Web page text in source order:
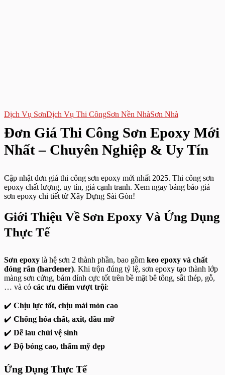
Dịch Vụ SơnDịch Vụ Thi CôngSơn Nền NhàSơn Nhà
Đơn Giá Thi Công Sơn Epoxy Mới
Nhất – Chuyên Nghiệp & Uy Tín
Cập nhật đơn giá thi công sơn epoxy mới nhất 2025. Thi công sơn
epoxy chất lượng, uy tín, giá cạnh tranh. Xem ngay bảng báo giá
sơn epoxy chi tiết từ Xây Dựng Sài Gòn!
Giới Thiệu Về Sơn Epoxy Và Ứng Dụng
Thực Tế
Sơn epoxy là hệ sơn 2 thành phần, bao gồm keo epoxy và chất
đóng rắn (hardener). Khi trộn đúng tỷ lệ, sơn epoxy tạo thành lớp
màng sơn cứng, bám dính cực tốt trên bề mặt bê tông, sắt thép, gỗ,
… và có các ưu điểm vượt trội:
✔️ Chịu lực tốt, chịu mài mòn cao
✔️ Chống hóa chất, axit, dầu mỡ
✔️ Dễ lau chùi vệ sinh
✔️ Độ bóng cao, thẩm mỹ đẹp
Ứng Dụng Thực Tế